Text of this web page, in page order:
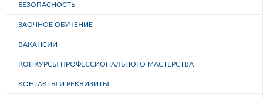
БЕЗОПАСНОСТЬ
ЗАОЧНОЕ ОБУЧЕНИЕ
ВАКАНСИИ
КОНКУРСЫ ПРОФЕССИОНАЛЬНОГО МАСТЕРСТВА
КОНТАКТЫ И РЕКВИЗИТЫ